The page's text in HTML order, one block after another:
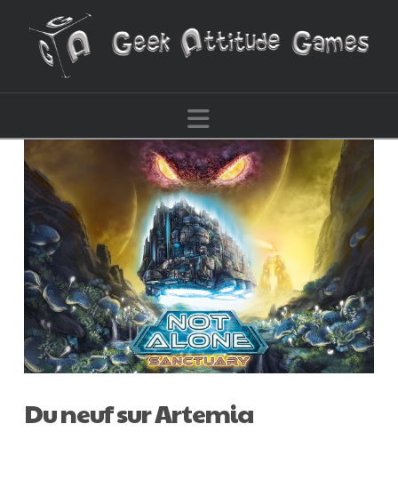
Navigation
Du neuf sur Artemia